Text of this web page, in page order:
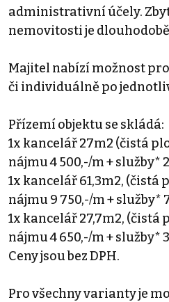
administrativní účely.
nemovitosti je
Majitel nabízí možnost
či individuálně po
Přízemí objektu se skládá:
1x kancelář 27m2 (čistá
nájmu 4 500,-/m + služby*
1x kancelář 61,3m2, (čistá
nájmu 9 750,-/m + služby*
1x kancelář 27,7m2, (čistá
nájmu 4 650,-/m + služby*
Ceny jsou bez DPH.
Pro všechny varianty je